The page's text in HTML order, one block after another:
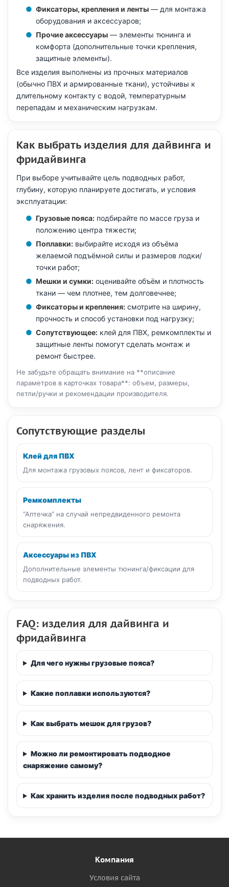
Фиксаторы, крепления и ленты — для монтажа
оборудования и аксессуаров;
Прочие аксессуары — элементы тюнинга и
комфорта (дополнительные точки крепления,
защитные элементы).
Все изделия выполнены из прочных материалов
(обычно ПВХ и армированные ткани), устойчивы к
длительному контакту с водой, температурным
перепадам и механическим нагрузкам.
Как выбрать изделия для дайвинга и
фридайвинга
При выборе учитывайте цель подводных работ,
глубину, которую планируете достигать, и условия
эксплуатации:
Грузовые пояса: подбирайте по массе груза и
положению центра тяжести;
Поплавки: выбирайте исходя из объёма
желаемой подъёмной силы и размеров лодки/
точки работ;
Мешки и сумки: оценивайте объём и плотность
ткани — чем плотнее, тем долговечнее;
Фиксаторы и крепления: смотрите на ширину,
прочность и способ установки под нагрузку;
Сопутствующее: клей для ПВХ, ремкомплекты и
защитные ленты помогут сделать монтаж и
ремонт быстрее.
Не забудьте обращать внимание на **описание
параметров в карточках товара**: объем, размеры,
петли/ручки и рекомендации производителя.
Сопутствующие разделы
Клей для ПВХ
Для монтажа грузовых поясов, лент и фиксаторов.
Ремкомплекты
“Аптечка” на случай непредвиденного ремонта
снаряжения.
Аксессуары из ПВХ
Дополнительные элементы тюнинга/фиксации для
подводных работ.
FAQ: изделия для дайвинга и
фридайвинга
Для чего нужны грузовые пояса?
Какие поплавки используются?
Как выбрать мешок для грузов?
Можно ли ремонтировать подводное
снаряжение самому?
Как хранить изделия после подводных работ?
Компания
Условия сайта